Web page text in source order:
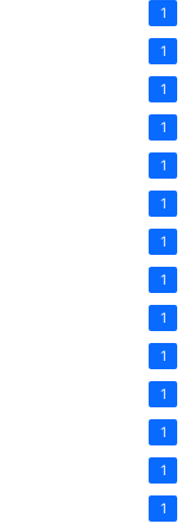
1
1
1
1
1
1
1
1
1
1
1
1
1
1